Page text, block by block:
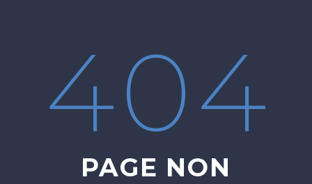
404
PAGE NON